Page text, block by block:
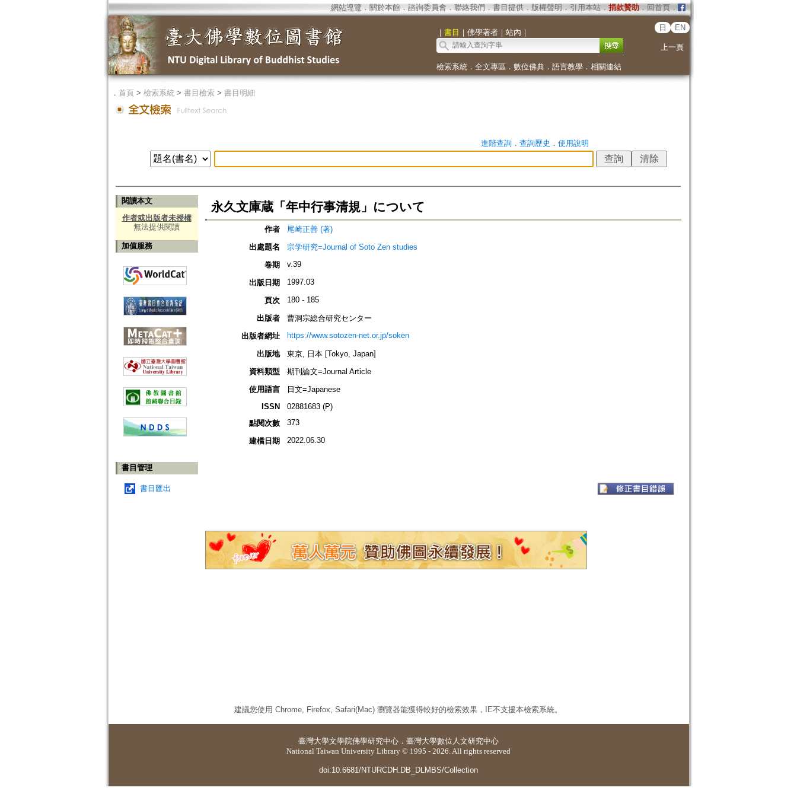
網站導覽 ． 關於本館． 諮詢委員會． 聯絡我們 ． 書目提供． 版權聲明 ． 引用本站． 捐款贊助．回首頁．
｜ 書目 ｜ 佛學著者｜ 站內 ｜
日 EN
上一頁
檢索系統． 全文專區 ． 數位佛典． 語言教學． 相關連結
． 首頁> 檢索系統> 書目檢索> 書目明細
進階查詢． 查詢歷史 ． 使用說明
閱讀本文
作者或出版者未授權
無法提供閱讀
加值服務
書目管理
書目匯出
永久文庫蔵「年中行事清規」について
作者
尾崎正善 (著)
出處題名
宗学研究=Journal of Soto Zen studies
卷期
v.39
出版日期 1997.03
頁次 180 - 185
出版者
曹洞宗総合研究センター
出版者網址
https://www.sotozen-net.or.jp/soken
出版地
東京, 日本 [Tokyo, Japan]
資料類型
期刊論文=Journal Article
使用語言
日文=Japanese
ISSN
02881683 (P)
點閱次數
373
建檔日期 2022.06.30
建議您使用 Chrome, Firefox, Safari(Mac) 瀏覽器能獲得較好的檢索效果，IE不支援本檢索系統。
臺灣大學文學院佛學研究中心 ． 臺灣大學數位人文研究中心
National Taiwan University Library © 1995 - 2026. All rights reserved
doi:10.6681/NTURCDH.DB_DLMBS/Collection